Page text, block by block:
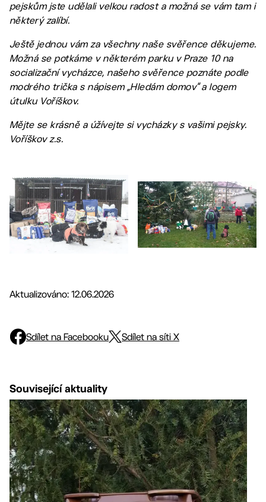
pejskům jste udělali velkou radost a možná se vám tam i
některý zalíbí.
Ještě jednou vám za všechny naše svěřence děkujeme.
Možná se potkáme v některém parku v Praze 10 na
socializační vycházce, našeho svěřence poznáte podle
modrého trička s nápisem „Hledám domov“ a logem
útulku Voříškov.
Mějte se krásně a úžívejte si vycházky s vašimi pejsky.
Voříškov z.s.
Aktualizováno: 12.06.2026
Sdílet na Facebooku Sdílet na síti X
Související aktuality